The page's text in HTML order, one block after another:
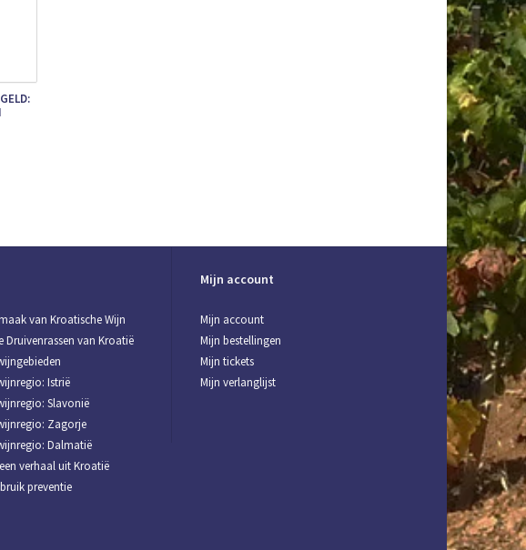
van Kroatische Wijn
Druivenrassen van Kroatië
Istrië
Slavonië
Zagorje
Dalmatië
verhaal uit Kroatië
preventie
Mijn account
Mijn account
Mijn bestellingen
Mijn tickets
Mijn verlanglijst